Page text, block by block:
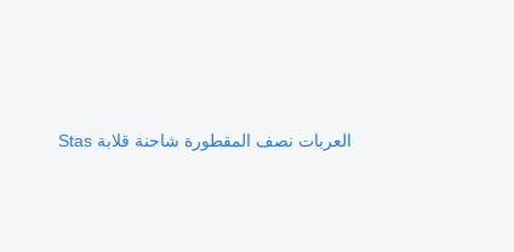
العربات نصف المقطورة شاحنة قلابة Stas